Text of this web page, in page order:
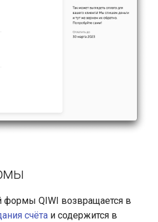
формы QIWI возвращается в
счёта и содержится в